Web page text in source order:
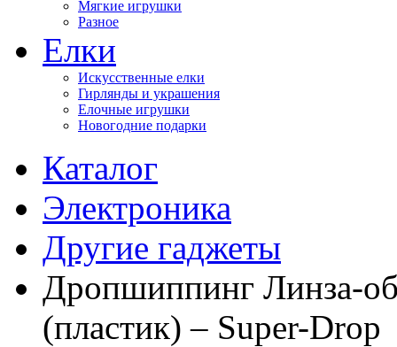
Мягкие игрушки
Разное
Елки
Искусственные елки
Гирлянды и украшения
Елочные игрушки
Новогодние подарки
Каталог
Электроника
Другие гаджеты
Дропшиппинг Линза-
(пластик) – Super-Drop